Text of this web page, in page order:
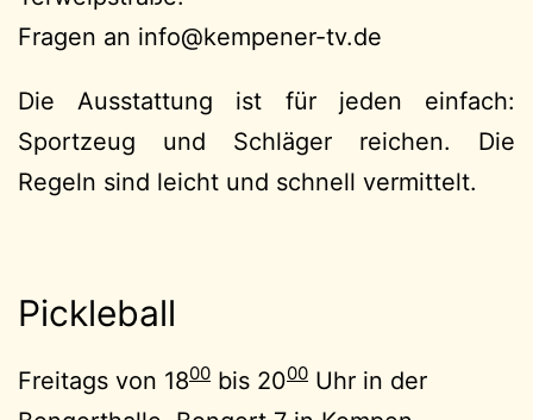
Fragen an
@kempener-tv.de
ofni
Die Ausstattung ist für jeden einfach:
Sportzeug und Schläger reichen. Die
Regeln sind leicht und schnell vermittelt.
Pickleball
Freitags von 1800 bis 2000 Uhr in der